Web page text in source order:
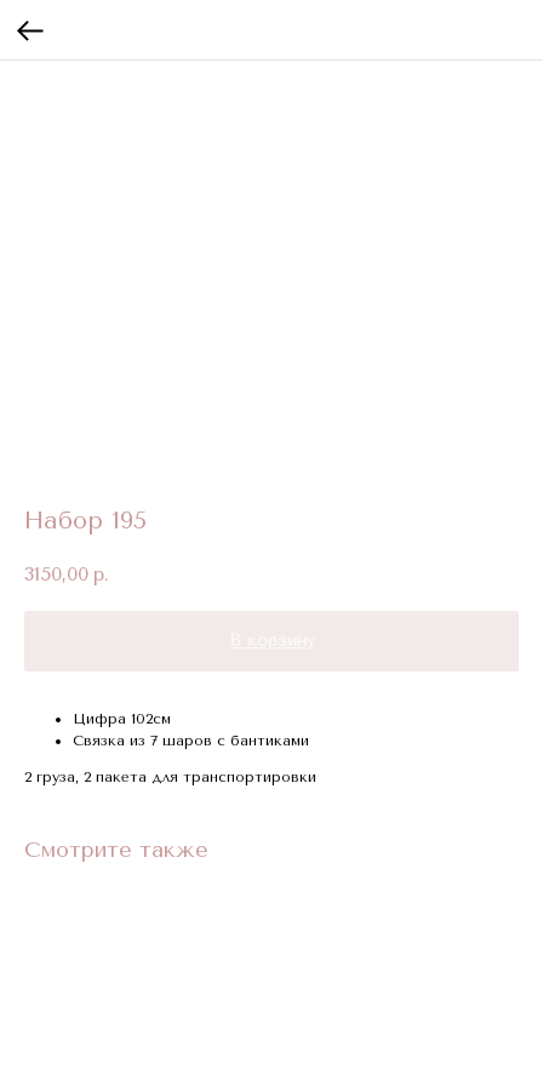
Набор 195
3150,00 р.
Цифра 102см
Связка из 7 шаров с бантиками
2 груза, 2 пакета для транспортировки
Смотрите также